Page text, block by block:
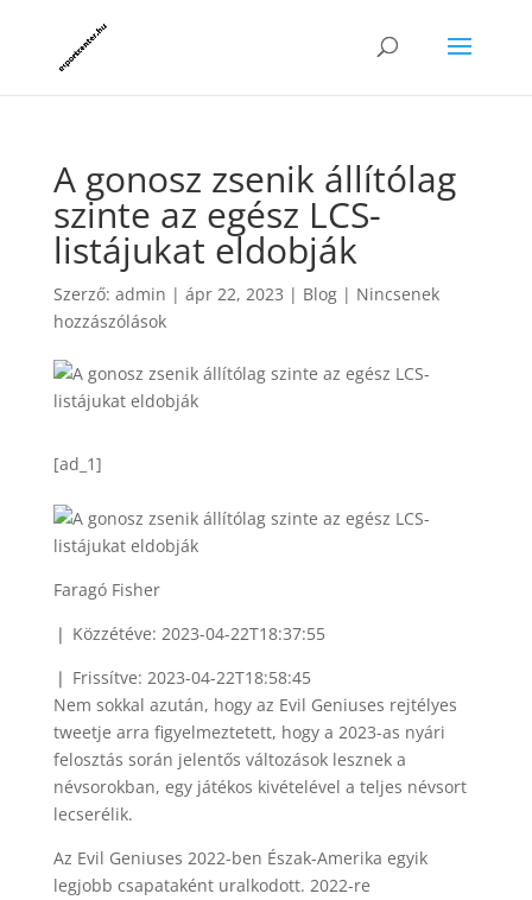
A gonosz zsenik állítólag
szinte az egész LCS-
listájukat eldobják
Szerző: admin | ápr 22, 2023 | Blog| Nincsenek
hozzászólások
[ad_1]
Faragó Fisher
❘ Közzétéve: 2023-04-22T18:37:55
❘ Frissítve: 2023-04-22T18:58:45
Nem sokkal azután, hogy az Evil Geniuses rejtélyes
tweetje arra figyelmeztetett, hogy a 2023-as nyári
felosztás során jelentős változások lesznek a
névsorokban, egy játékos kivételével a teljes névsort
lecserélik.
Az Evil Geniuses 2022-ben Észak-Amerika egyik
legjobb csapataként uralkodott. 2022-re